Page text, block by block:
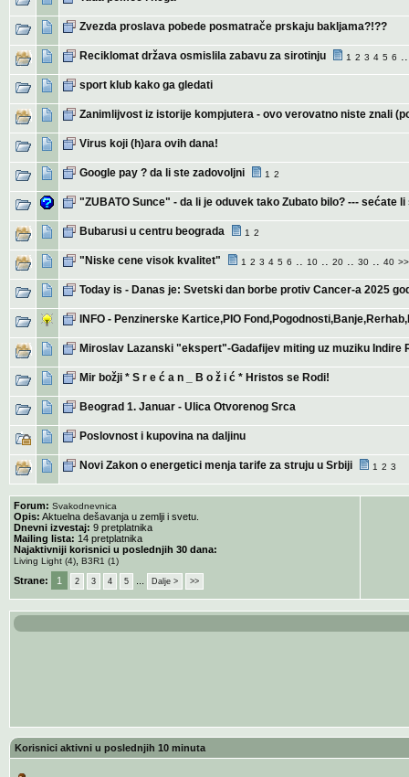
Zvezda proslava pobede posmatrače prskaju bakljama?!??
Reciklomat država osmislila zabavu za sirotinju 1 2 3 4 5 6
sport klub kako ga gledati
Zanimlijvost iz istorije kompjutera - ovo verovatno niste znali
Virus koji (h)ara ovih dana!
Google pay ? da li ste zadovoljni 1 2
"ZUBATO Sunce" - da li je oduvek tako Zubato bilo? --- sećate li
Bubarusi u centru beograda 1 2
"Niske cene visok kvalitet" 1 2 3 4 5 6 10 20 30 40 >>
Today is - Danas je: Svetski dan borbe protiv Cancer-a 2025
INFO - Penzinerske Kartice,PIO
Miroslav Lazanski "ekspert"-Gadafijev miting uz muziku Indire
Mir božji * S r e ć a n _ B o ž i ć * Hristos se Rodi!
Beograd 1. Januar - Ulica Otvorenog Srca
Poslovnost i kupovina na daljinu
Novi Zakon o energetici menja tarife za struju u Srbiji 1 2 3
Forum: Svakodnevnica
Opis: Aktuelna dešavanja u zemlji i svetu.
Dnevni izvestaj: 9 pretplatnika
Mailing lista: 14 pretplatnika
Najaktivniji korisnici u poslednjih 30 dana:
Living Light (4) B3R1 (1)
Strane: 1 2 3 4 5 Dalje > >>
Korisnici aktivni u poslednjih 10 minuta